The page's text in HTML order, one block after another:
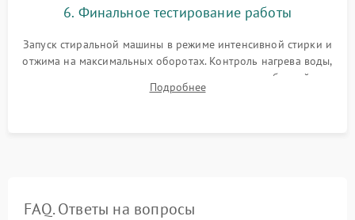
6. Финальное тестирование работы
Запуск стиральной машины в режиме интенсивной стирки и
отжима на максимальных оборотах. Контроль нагрева воды,
корректности слива, отсутствия излишних вибраций,
посторонних стуков и протечек под корпусом.
Подробнее
FAQ. Ответы на вопросы